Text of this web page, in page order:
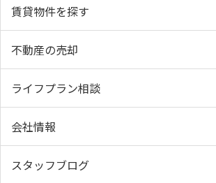
賃貸物件を探す
不動産の売却
ライフプラン相談
会社情報
スタッフブログ